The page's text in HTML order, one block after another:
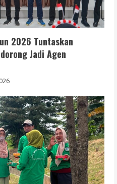
2026 Tuntaskan
Jadi Agen